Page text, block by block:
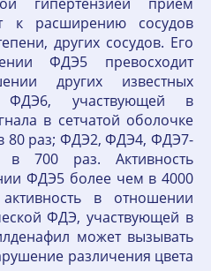
гипертензией прием
к расширению сосудов
других сосудов. Его
ФДЭ5 превосходит
других известных
ФДЭ6, участвующей в
в сетчатой оболочке
80 раз; ФДЭ2, ФДЭ4, ФДЭ7-
700 раз. Активность
ФДЭ5 более чем в 4000
в отношении
ФДЭ, участвующей в
может вызывать
различения цвета